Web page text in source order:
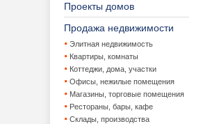
Проекты домов
Продажа недвижимости
Элитная недвижимость
Квартиры, комнаты
Коттеджи, дома, участки
Офисы, нежилые помещения
Магазины, торговые помещения
Рестораны, бары, кафе
Склады, производства